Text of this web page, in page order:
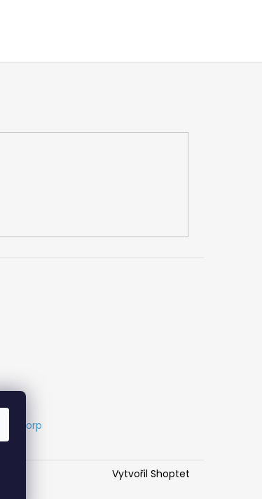
Vytvořil Shoptet